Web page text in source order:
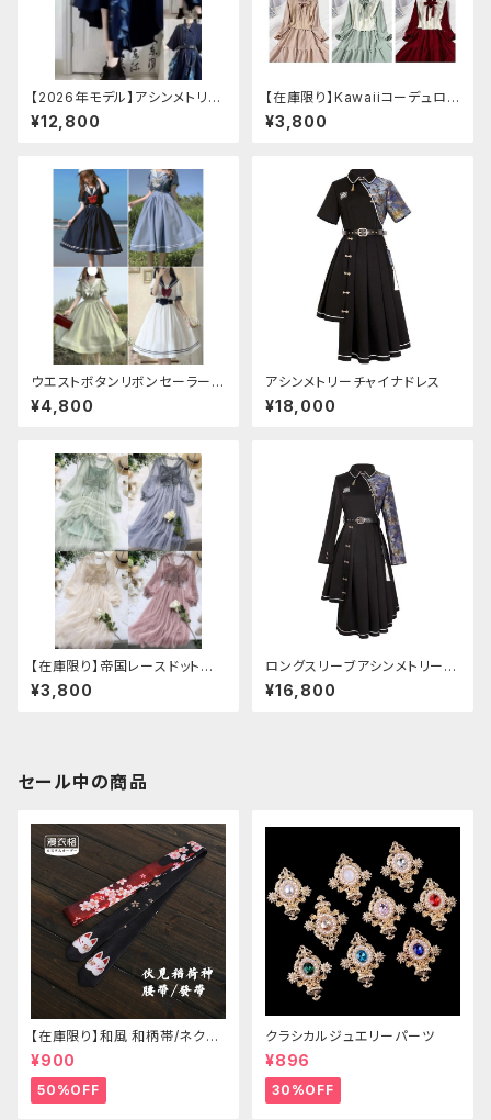
【2026年モデル】アシンメトリー
チャイナ改良ドレス
¥12,800
【在庫限り】Kawaiiコーデュロイ
ニットワンピースセットアップ
¥3,800
ウエストボタンリボンセーラーワ
ンピース
¥4,800
アシンメトリーチャイナドレス
¥18,000
【在庫限り】帝国レースドットワ
ンピース
¥3,800
ロングスリーブアシンメトリーチ
ャイナドレス
¥16,800
セール中の商品
【在庫限り】和風 和柄帯/ネクタ
イ/リボン（狐面/金魚
¥900
50%OFF
クラシカルジュエリーパーツ
¥896
30%OFF